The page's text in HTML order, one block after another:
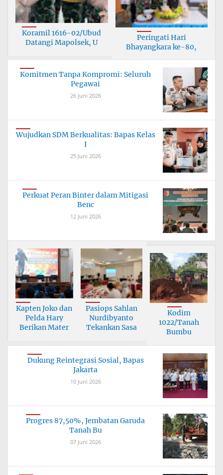
Koramil 1616-02/Ubud
Datangi Mapolsek, U
Peringati Hari
Bhayangkara ke-80,
Komitmen Tanpa Kompromi: Seluruh
Pegawai
26 Juni 2026
Wujudkan SDM Berkualitas: Bapas Kelas
I
25 Juni 2026
Perkuat Peran Binter dalam Mitigasi
Benc
12 Juni 2026
Kapten Joko dan
Pelda Hary
Berikan Mater
Pasiops Sahlan
Nurdibyanto
Tekankan Sasa
Kodim
1022/Tanah
Bumbu
Dukung Reintegrasi Sosial, Bapas
Jakarta
10 Juni 2026
Progres 87,50%, Jembatan Garuda
Tanah Bu
07 Juni 2026